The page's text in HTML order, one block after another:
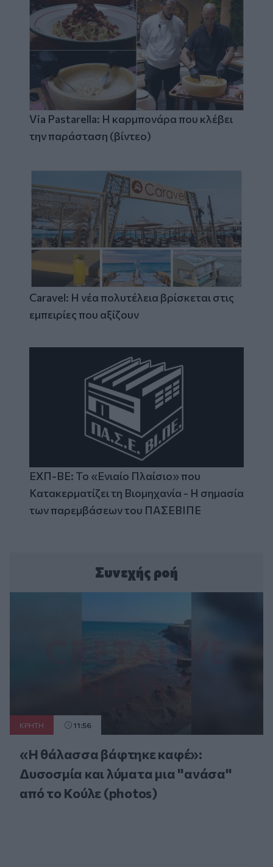
Via Pastarella: Η καρμπονάρα που κλέβει
την παράσταση (βίντεο)
Caravel: Η νέα πολυτέλεια βρίσκεται στις
εμπειρίες που αξίζουν
ΕΧΠ-ΒΕ: Το «Ενιαίο Πλαίσιο» που
Κατακερματίζει τη Βιομηχανία - Η σημασία
των παρεμβάσεων του ΠΑΣΕΒΙΠΕ
Συνεχής ροή
ΚΡΗΤΗ 11:56
«Η θάλασσα βάφτηκε καφέ»:
Δυσοσμία και λύματα μια "ανάσα"
από το Κούλε (photos)